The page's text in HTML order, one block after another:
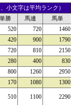
小文字は平均ランク）
単勝 馬連 馬単
520 720 1460
420 900 1790
720 810 2150
280 400 830
800 1260 2950
170 1080 1300
510 1100 2290